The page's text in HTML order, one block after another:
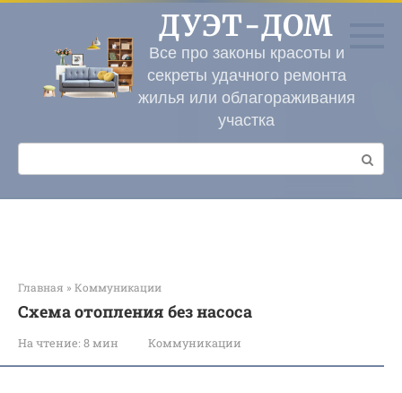
Перейти
контенту
ДУЭТ-ДОМ
Все про законы красоты и
секреты удачного ремонта
жилья или облагораживания
участка
Поиск:
Главная » Коммуникации
Схема отопления без насоса
На чтение: 8 мин Коммуникации